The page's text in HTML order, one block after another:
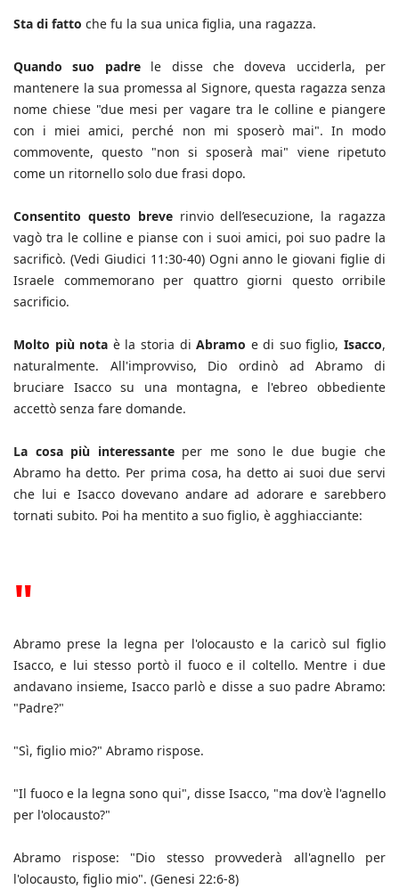
Sta di fatto che fu la sua unica figlia, una ragazza.
Quando suo padrele disse che doveva ucciderla, per
mantenere la sua promessa al Signore, questa ragazza senza
nome chiese "due mesi per vagare tra le colline e piangere
con i miei amici, perché non mi sposerò mai". In modo
commovente, questo "non si sposerà mai" viene ripetuto
come un ritornello solo due frasi dopo.
Consentito questo breverinvio dell’esecuzione, la ragazza
vagò tra le colline e pianse con i suoi amici, poi suo padre la
sacrificò. (Vedi Giudici 11:30-40) Ogni anno le giovani figlie di
Israele commemorano per quattro giorni questo orribile
sacrificio.
Molto più nota è la storia diAbramo e di suo figlio,Isacco,
naturalmente. All'improvviso, Dio ordinò ad Abramo di
bruciare Isacco su una montagna, e l'ebreo obbediente
accettò senza fare domande.
La cosa più interessanteper me sono le due bugie che
Abramo ha detto. Per prima cosa, ha detto ai suoi due servi
che lui e Isacco dovevano andare ad adorare e sarebbero
tornati subito. Poi ha mentito a suo figlio, è agghiacciante:
"
Abramo prese la legna per l'olocausto e la caricò sul figlio
Isacco, e lui stesso portò il fuoco e il coltello. Mentre i due
andavano insieme, Isacco parlò e disse a suo padre Abramo:
"Padre?"
"Sì, figlio mio?" Abramo rispose.
"Il fuoco e la legna sono qui", disse Isacco, "ma dov'è l'agnello
per l'olocausto?"
Abramo rispose: "Dio stesso provvederà all'agnello per
l'olocausto, figlio mio". (Genesi 22:6-8)